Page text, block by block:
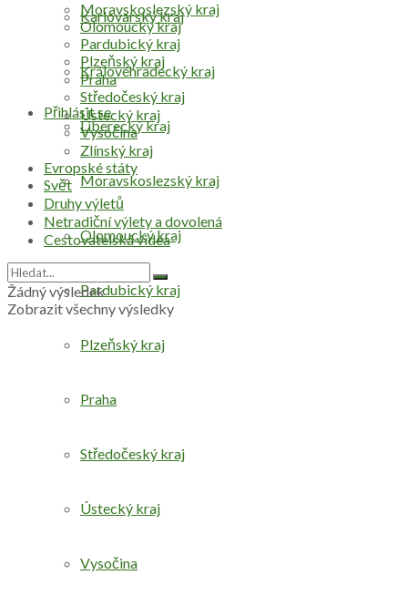
Přihlásit se
Karlovarský kraj
Královéhradecký kraj
Liberecký kraj
Moravskoslezský kraj
Olomoucký kraj
Pardubický kraj
Plzeňský kraj
Praha
Středočeský kraj
Ústecký kraj
Vysočina
Moravskoslezský kraj
Olomoucký kraj
Pardubický kraj
Plzeňský kraj
Praha
Středočeský kraj
Ústecký kraj
Vysočina
Zlínský kraj
Evropské státy
Svět
Druhy výletů
Netradiční výlety a dovolená
Cestovatelská videa
Žádný výsledek
Zobrazit všechny výsledky